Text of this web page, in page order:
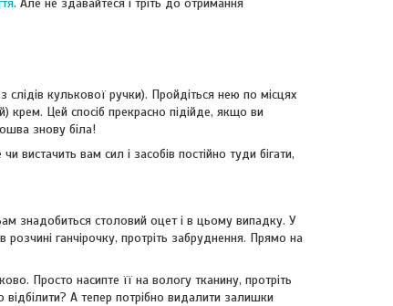
. Але не здавайтеся і тріть до отримання
кулькової ручки). Пройдіться нею по місцях
крем. Цей спосіб прекрасно підійде, якщо ви
знову біла!
вистачить вам сил і засобів постійно туди бігати,
знадобиться столовий оцет і в цьому випадку. У
ганчірочку, протріть забруднення. Прямо на
Просто насипте її на вологу тканину, протріть
А тепер потрібно видалити залишки